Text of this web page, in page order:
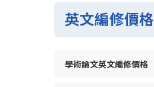
英文編修價格
學術論文英文編修價格